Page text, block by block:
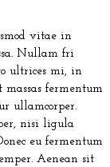
vitae in
Nullam fri
ultrices mi, in
fermentum
ullamcorper.
nisi ligula
eu fermentum
Aenean sit